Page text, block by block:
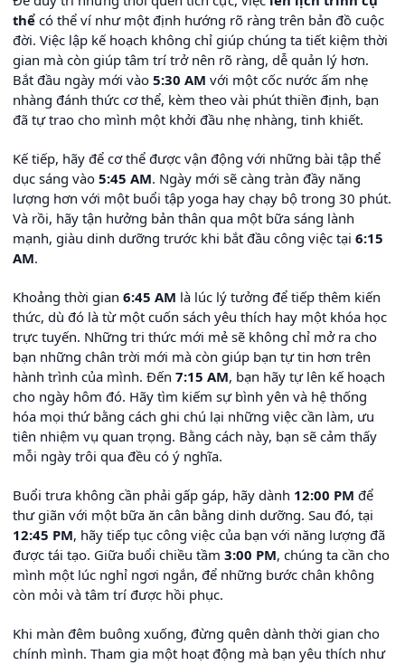
thể có thể ví như một định hướng rõ ràng trên bản đồ cuộc
đời. Việc lập kế hoạch không chỉ giúp chúng ta tiết kiệm thời
gian mà còn giúp tâm trí trở nên rõ ràng, dễ quản lý hơn.
Bắt đầu ngày mới vào 5:30 AM với một cốc nước ấm nhẹ
nhàng đánh thức cơ thể, kèm theo vài phút thiền định, bạn
đã tự trao cho mình một khởi đầu nhẹ nhàng, tinh khiết.
Kế tiếp, hãy để cơ thể được vận động với những bài tập thể
dục sáng vào 5:45 AM. Ngày mới sẽ càng tràn đầy năng
lượng hơn với một buổi tập yoga hay chạy bộ trong 30 phút.
Và rồi, hãy tận hưởng bản thân qua một bữa sáng lành
mạnh, giàu dinh dưỡng trước khi bắt đầu công việc tại 6:15
AM.
Khoảng thời gian 6:45 AM là lúc lý tưởng để tiếp thêm kiến
thức, dù đó là từ một cuốn sách yêu thích hay một khóa học
trực tuyến. Những tri thức mới mẻ sẽ không chỉ mở ra cho
bạn những chân trời mới mà còn giúp bạn tự tin hơn trên
hành trình của mình. Đến 7:15 AM, bạn hãy tự lên kế hoạch
cho ngày hôm đó. Hãy tìm kiếm sự bình yên và hệ thống
hóa mọi thứ bằng cách ghi chú lại những việc cần làm, ưu
tiên nhiệm vụ quan trọng. Bằng cách này, bạn sẽ cảm thấy
mỗi ngày trôi qua đều có ý nghĩa.
Buổi trưa không cần phải gấp gáp, hãy dành 12:00 PM để
thư giãn với một bữa ăn cân bằng dinh dưỡng. Sau đó, tại
12:45 PM, hãy tiếp tục công việc của bạn với năng lượng đã
được tái tạo. Giữa buổi chiều tầm 3:00 PM, chúng ta cần cho
mình một lúc nghỉ ngơi ngắn, để những bước chân không
còn mỏi và tâm trí được hồi phục.
Khi màn đêm buông xuống, đừng quên dành thời gian cho
chính mình. Tham gia một hoạt động mà bạn yêu thích như